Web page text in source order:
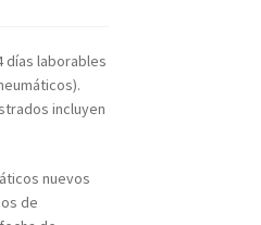
días laborables
incluyen
nuevos
de